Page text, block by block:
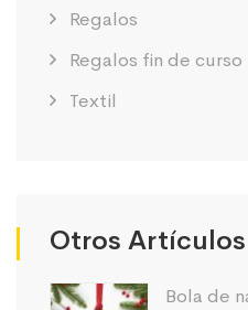
Regalos
Regalos fin de curso
Textil
Otros Artículos
Bola de